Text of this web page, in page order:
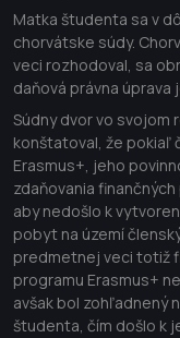
Matka študenta sa v
chorvátske súdy.
veci rozhodoval, sa
daňová právna úprava
Súdny dvor vo svojom
konštatoval, že pokiaľ
Erasmus+, jeho
zdaňovania
aby nedošlo k
pobyt na území
predmetnej veci totiž
programu Erasmus+
avšak bol zohľadnený
študenta, čím došlo k